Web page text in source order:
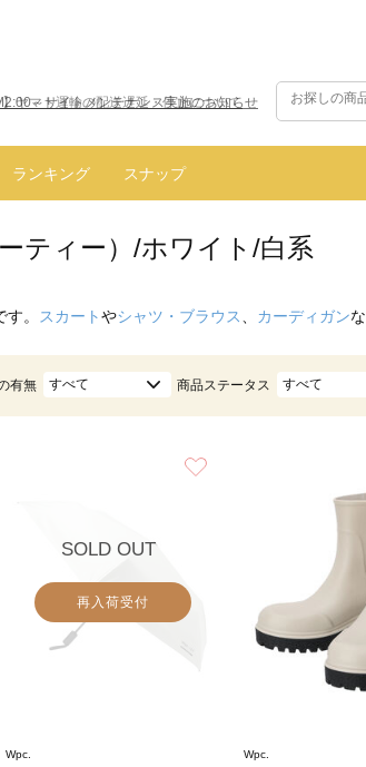
～サイトメンテナンス実施のお知らせ
ランキング スナップ
ティー）/ホワイト/白系
。 スカートやシャツ・ブラウス カーディガン
有無 すべて 商品ステータス すべて
SOLD OUT
再入荷受付
Wpc. Wpc.